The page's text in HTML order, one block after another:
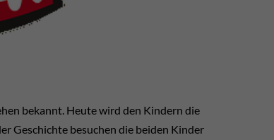
bekannt. Heute wird den Kindern die
Geschichte besuchen die beiden Kinder